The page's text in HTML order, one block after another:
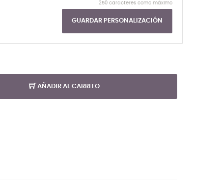
250 caracteres como máximo
GUARDAR PERSONALIZACIÓN
AÑADIR AL CARRITO